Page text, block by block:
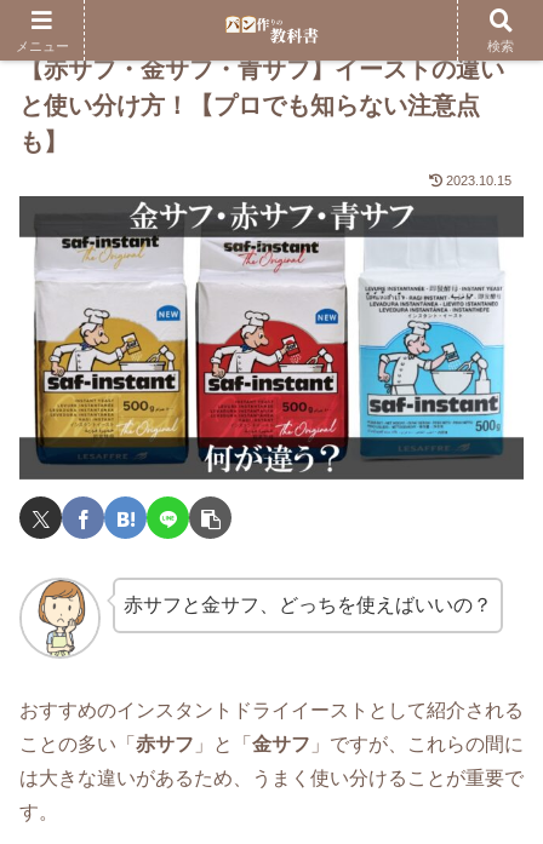
【赤サフ・金サフ・青サフ】イーストの違い
と使い分け方！【プロでも知らない注意点
も】
2023.10.15
赤サフと金サフ、どっちを使えばいいの？
おすすめのインスタントドライイーストとして紹介される
ことの多い「 赤サフ 」と「 金サフ 」ですが、これらの間に
は大きな違いがあるため、うまく使い分けることが重要で
す。
メニュー 検索